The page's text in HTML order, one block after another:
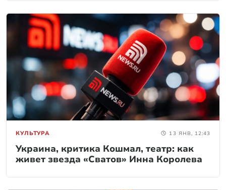
КУЛЬТУРА 13 ЯНВ, 12:43
Украина, критика Кошмал, театр: как
живет звезда «Сватов» Инна Королева